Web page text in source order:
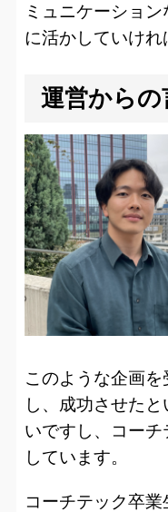
ミュニケーショ
に活かしていけれ
運営からの
このような企画
し、成功させた
いですし、コー
しています。
コーチテック卒